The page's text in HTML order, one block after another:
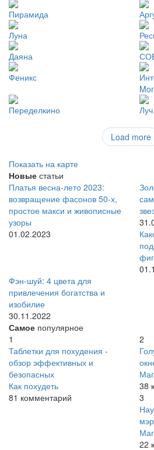
Пирамида
Луна
Даяна
Феникс
Переделкино
Луч
Load more
Показать на карте
Новые статьи
Платья весна-лето 2023:
возвращение фасонов 50-х,
простое макси и живописные
узоры
01.02.2023
Фэн-шуй: 4 цвета для
привлечения богатства и
изобилие
30.11.2022
Самое популярное
1
Таблетки для похудения -
обзор эффективных и
безопасных
Как похудеть
81 комментарий
2
38
3
22